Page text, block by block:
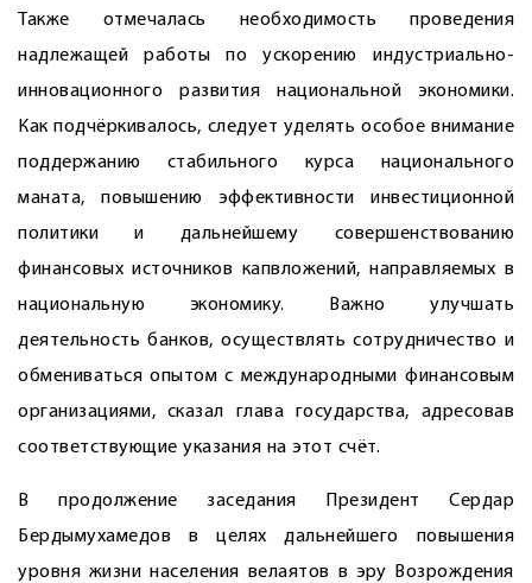
Также отмечалась необходимость проведения
надлежащей работы по ускорению индустриально-
инновационного развития национальной экономики.
Как подчёркивалось, следует уделять особое внимание
поддержанию стабильного курса национального
маната, повышению эффективности инвестиционной
политики и дальнейшему совершенствованию
финансовых источников капвложений, направляемых в
национальную экономику. Важно улучшать
деятельность банков, осуществлять сотрудничество и
обмениваться опытом с международными финансовым
организациями, сказал глава государства, адресовав
соответствующие указания на этот счёт.
В продолжение заседания Президент Сердар
Бердымухамедов в целях дальнейшего повышения
уровня жизни населения велаятов в эру Возрождения